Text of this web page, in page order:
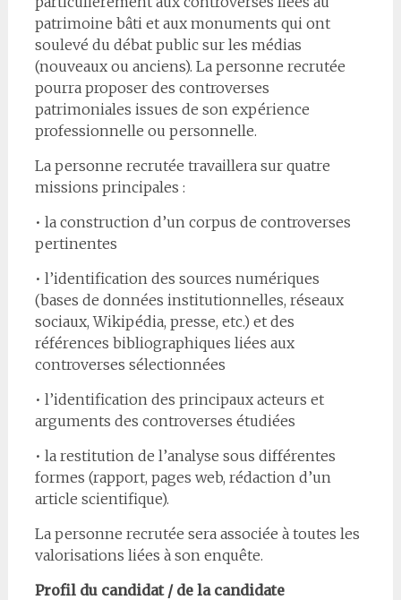
patrimoine bâti et aux monuments qui ont
soulevé du débat public sur les médias
(nouveaux ou anciens). La personne recrutée
pourra proposer des controverses
patrimoniales issues de son expérience
professionnelle ou personnelle.
La personne recrutée travaillera sur quatre
missions principales :
• la construction d’un corpus de controverses
pertinentes
• l’identification des sources numériques
(bases de données institutionnelles, réseaux
sociaux, Wikipédia, presse, etc.) et des
références bibliographiques liées aux
controverses sélectionnées
• l’identification des principaux acteurs et
arguments des controverses étudiées
• la restitution de l’analyse sous différentes
formes (rapport, pages web, rédaction d’un
article scientifique).
La personne recrutée sera associée à toutes les
valorisations liées à son enquête.
Profil du candidat / de la candidate